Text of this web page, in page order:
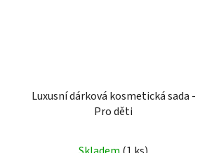
Luxusní dárková kosmetická sada -
Pro děti